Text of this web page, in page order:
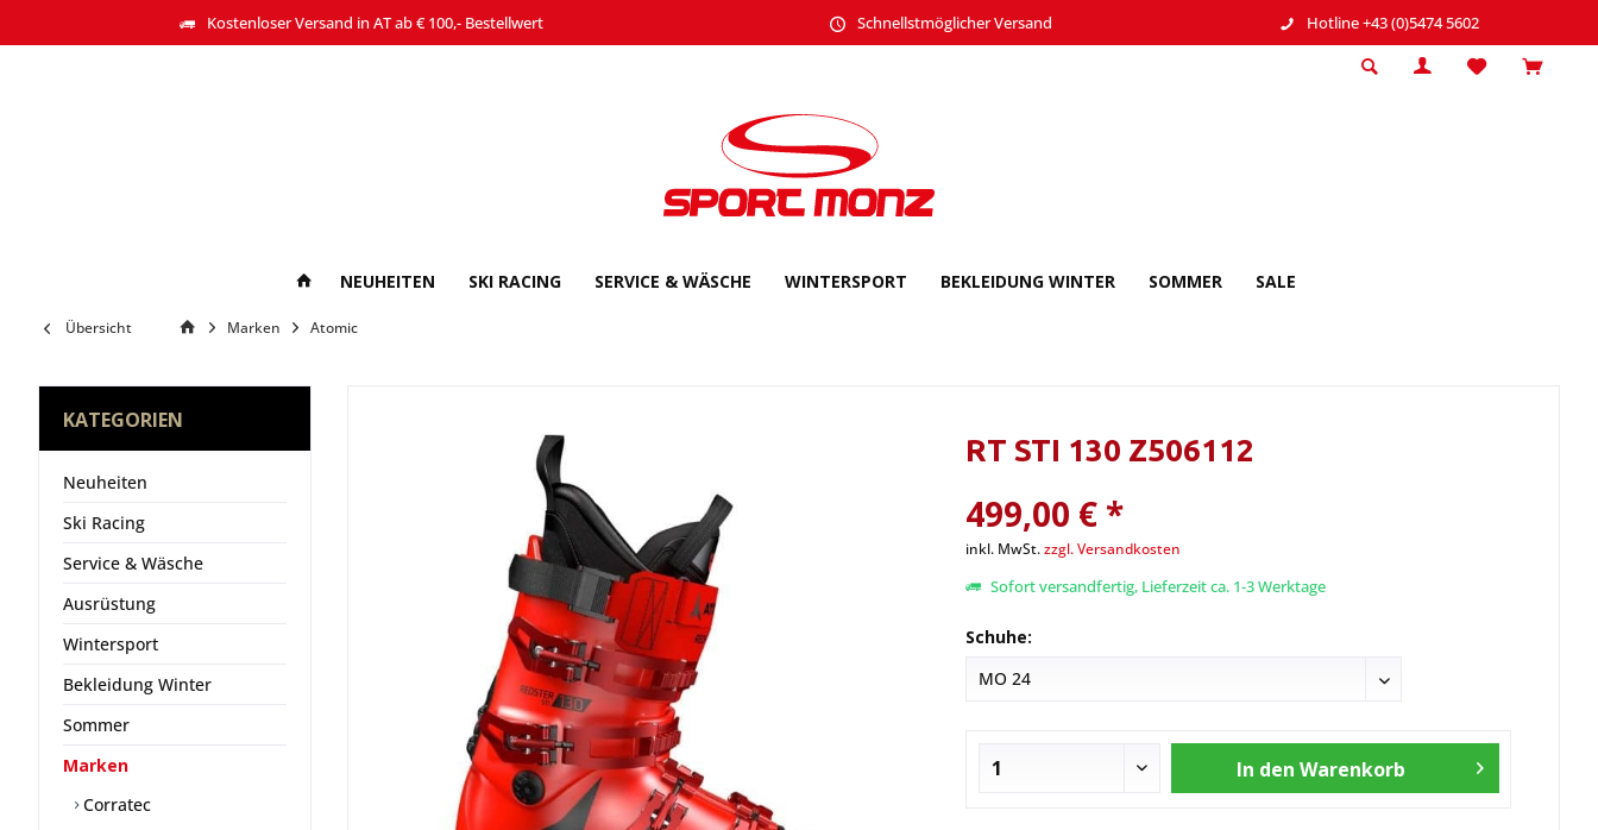
Kostenloser Versand in AT ab € 100,- Bestellwert Schnellstmöglicher Versand Hotline +43 (0)5474 5602
NEUHEITEN SKI RACING SERVICE & WÄSCHE WINTERSPORT BEKLEIDUNG WINTER SOMMER SALE
Übersicht Marken Atomic
KATEGORIEN
Neuheiten
Ski Racing
Service & Wäsche
Ausrüstung
Wintersport
Bekleidung Winter
Sommer
Marken
Corratec
RT STI 130 Z506112
499,00 € *
inkl. MwSt.zzgl. Versandkosten
Sofort versandfertig, Lieferzeit ca. 1-3 Werktage
Schuhe:
In den Warenkorb